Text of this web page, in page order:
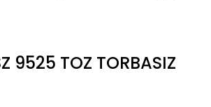
9525 TOZ TORBASIZ